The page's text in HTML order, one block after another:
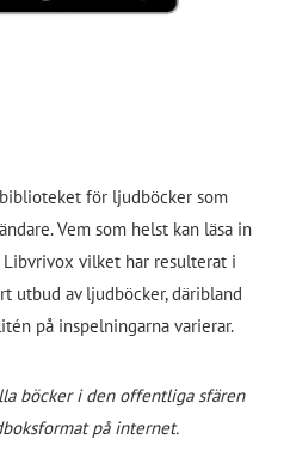
för ljudböcker som
Vem som helst kan läsa in
vilket har resulterat i
utbud av ljudböcker, däribland
på inspelningarna varierar.
böcker i den offentliga sfären
på internet.